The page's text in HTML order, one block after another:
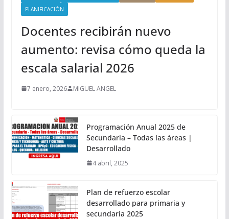
PLANIFICACIÓN
Docentes recibirán nuevo
aumento: revisa cómo queda la
escala salarial 2026
7 enero, 2026 MIGUEL ANGEL
Programación Anual 2025 de
Secundaria – Todas las áreas |
Desarrollado
4 abril, 2025
Plan de refuerzo escolar
desarrollado para primaria y
secundaria 2025